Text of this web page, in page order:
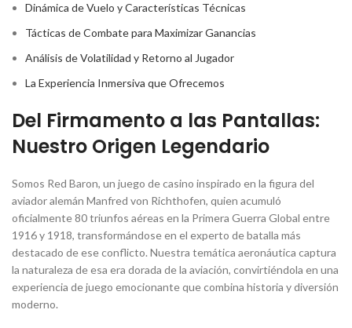
Dinámica de Vuelo y Características Técnicas
Tácticas de Combate para Maximizar Ganancias
Análisis de Volatilidad y Retorno al Jugador
La Experiencia Inmersiva que Ofrecemos
Del Firmamento a las Pantallas:
Nuestro Origen Legendario
Somos Red Baron, un juego de casino inspirado en la figura del
aviador alemán Manfred von Richthofen, quien acumuló
oficialmente 80 triunfos aéreas en la Primera Guerra Global entre
1916 y 1918, transformándose en el experto de batalla más
destacado de ese conflicto. Nuestra temática aeronáutica captura
la naturaleza de esa era dorada de la aviación, convirtiéndola en una
experiencia de juego emocionante que combina historia y diversión
moderno.